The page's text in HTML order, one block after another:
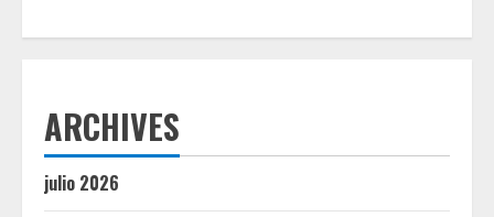
ARCHIVES
julio 2026